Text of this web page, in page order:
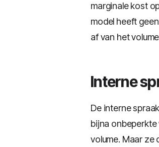
marginale kost
model heeft
af van het
Interne
De interne
bijna
volume. Maar ze